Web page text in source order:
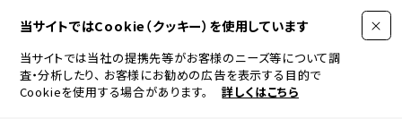
当サイトではCookie（クッキー）を使用しています
当サイトでは当社の提携先等がお客様のニーズ等について調
査・分析したり、 お客様にお勧めの広告を表示する目的で
Cookieを使用する場合があります。
詳しくはこちら